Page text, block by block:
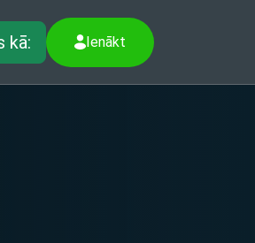
kā: Ienākt